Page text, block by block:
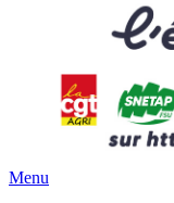
Menu